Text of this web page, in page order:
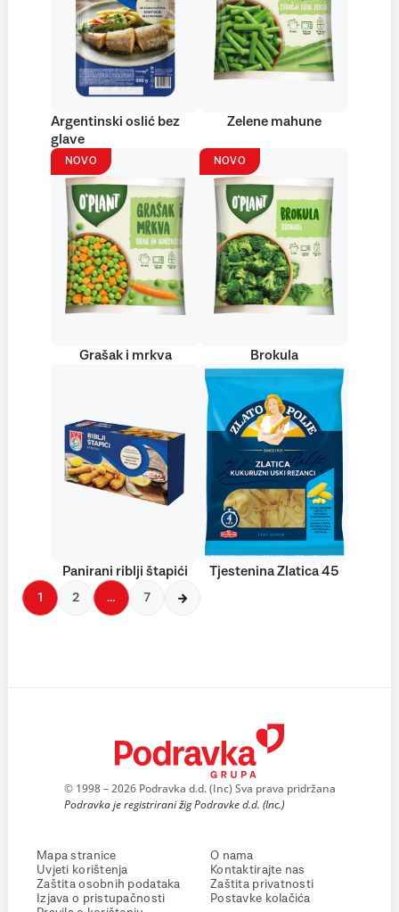
Argentinski oslić bez
glave
Zelene mahune
NOVO
Grašak i mrkva
NOVO
Brokula
Panirani riblji štapići Tjestenina Zlatica 45
1 2 … 7
© 1998 – 2026 Podravka d.d. (Inc) Sva prava pridržana
Podravka je registrirani žig Podravke d.d. (Inc.)
Mapa stranice
Uvjeti korištenja
Zaštita osobnih podataka
Izjava o pristupačnosti
O nama
Kontaktirajte nas
Zaštita privatnosti
Postavke kolačića